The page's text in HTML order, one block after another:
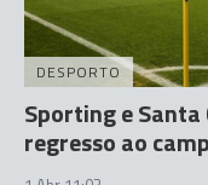
DESPORTO
Sporting e
regresso ao